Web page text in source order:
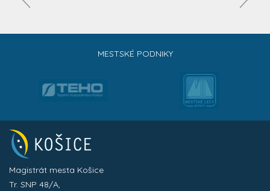
MESTSKÉ PODNIKY
Magistrát mesta Košice
Tr. SNP 48/A,